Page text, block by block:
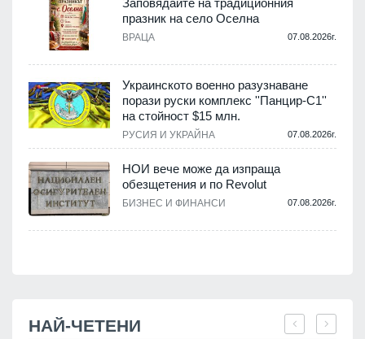
Заповядайте на традиционния
празник на село Оселна
ВРАЦА 07.08.2026г.
Украинското военно разузнаване
порази руски комплекс ''Панцир-С1''
на стойност $15 млн.
РУСИЯ И УКРАЙНА 07.08.2026г.
НОИ вече може да изпраща
обезщетения и по Revolut
БИЗНЕС И ФИНАНСИ 07.08.2026г.
НАЙ-ЧЕТЕНИ